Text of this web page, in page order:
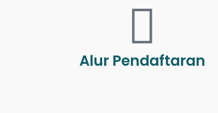
Alur Pendaftaran